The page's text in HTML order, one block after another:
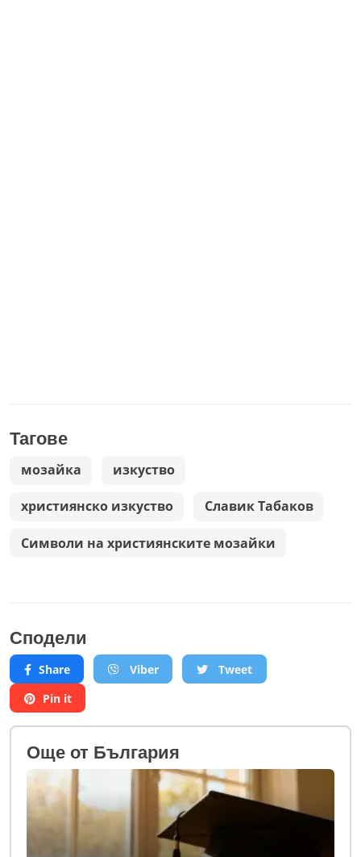
Тагове
мозайка изкуство
християнско изкуство Славик Табаков
Символи на християнските мозайки
Сподели
Share Viber
Tweet
Pin it
Oще от България